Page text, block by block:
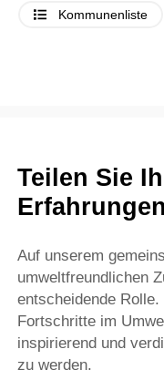
Kommunenliste
Teilen Sie
Auf unserem
umweltfreundlichen
entscheidende
Fortschritte im
inspirierend und
zu werden.